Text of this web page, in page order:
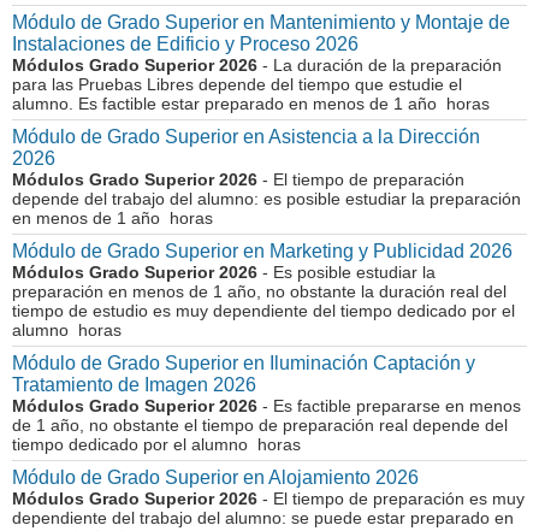
Módulo de Grado Superior en Mantenimiento y Montaje de
Instalaciones de Edificio y Proceso 2026
Módulos Grado Superior 2026 - La duración de la preparación
para las Pruebas Libres depende del tiempo que estudie el
alumno. Es factible estar preparado en menos de 1 año horas
Módulo de Grado Superior en Asistencia a la Dirección
2026
Módulos Grado Superior 2026 - El tiempo de preparación
depende del trabajo del alumno: es posible estudiar la preparación
en menos de 1 año horas
Módulo de Grado Superior en Marketing y Publicidad 2026
Módulos Grado Superior 2026 - Es posible estudiar la
preparación en menos de 1 año, no obstante la duración real del
tiempo de estudio es muy dependiente del tiempo dedicado por el
alumno horas
Módulo de Grado Superior en Iluminación Captación y
Tratamiento de Imagen 2026
Módulos Grado Superior 2026 - Es factible prepararse en menos
de 1 año, no obstante el tiempo de preparación real depende del
tiempo dedicado por el alumno horas
Módulo de Grado Superior en Alojamiento 2026
Módulos Grado Superior 2026 - El tiempo de preparación es muy
dependiente del trabajo del alumno: se puede estar preparado en